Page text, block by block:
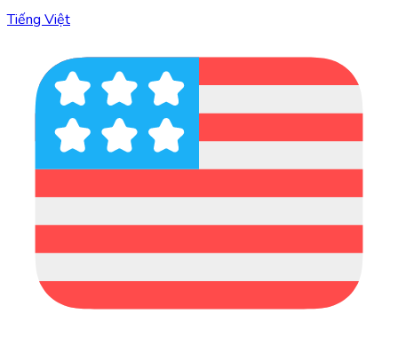
Tiếng Việt